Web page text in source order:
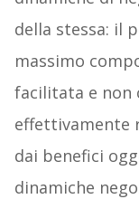
della stessa: il
massimo
facilitata e non
effettivamente
dai benefici
dinamiche